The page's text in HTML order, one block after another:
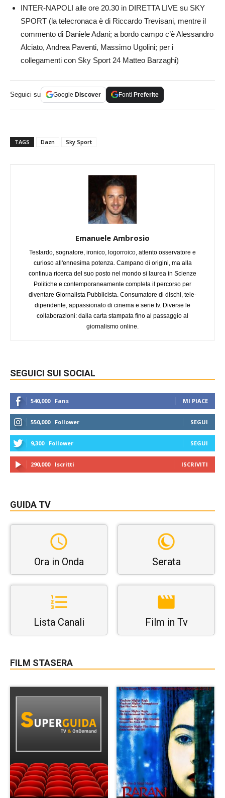
INTER-NAPOLI alle ore 20.30 in DIRETTA LIVE su SKY
SPORT (la telecronaca è di Riccardo Trevisani, mentre il
commento di Daniele Adani; a bordo campo c’è Alessandro
Alciato, Andrea Paventi, Massimo Ugolini; per i
collegamenti con Sky Sport 24 Matteo Barzaghi)
Seguici su Google Discover Fonti Preferite
TAGS Dazn Sky Sport
Emanuele Ambrosio
Testardo, sognatore, ironico, logorroico, attento osservatore e
curioso all'ennesima potenza. Campano di origini, ma alla
continua ricerca del suo posto nel mondo si laurea in Scienze
Politiche e contemporaneamente completa il percorso per
diventare Giornalista Pubblicista. Consumatore di dischi, tele-
dipendente, appassionato di cinema e serie tv. Diverse le
collaborazioni: dalla carta stampata fino al passaggio al
giornalismo online.
SEGUICI SUI SOCIAL
540,000 Fans MI PIACE
550,000 Follower SEGUI
9,300 Follower SEGUI
290,000 Iscritti ISCRIVITI
GUIDA TV
Ora in Onda Serata
Lista Canali Film in Tv
FILM STASERA